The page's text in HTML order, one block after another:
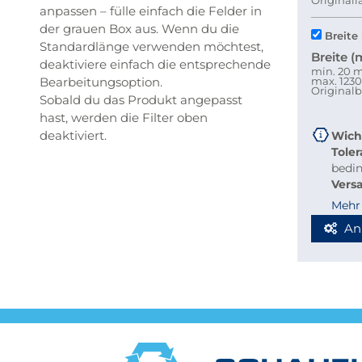
anpassen – fülle einfach die Felder in
der grauen Box aus. Wenn du die
Standardlänge verwenden möchtest,
deaktiviere einfach die entsprechende
Bearbeitungsoption.
Sobald du das Produkt angepasst
hast, werden die Filter oben
deaktiviert.
Breite
Breite
min. 20
max.